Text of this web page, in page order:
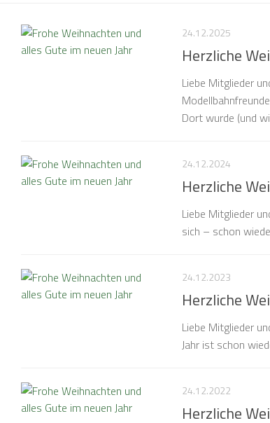
24.12.2025
Herzliche
Liebe Mitglieder
Dort wurde (und
24.12.2024
Herzliche
Liebe Mitglieder
sich – schon
24.12.2023
Herzliche
Liebe Mitglieder
Jahr ist schon
24.12.2022
Herzliche